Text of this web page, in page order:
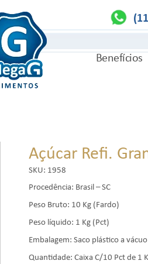
Benefícios
Açúcar Refi.
SKU: 1958
Procedência: Brasil – SC
Peso Bruto: 10 Kg (Fardo)
Peso líquido: 1 Kg (Pct)
Embalagem: Saco plástico a vácuo
Quantidade: Caixa C/10 Pct de 1